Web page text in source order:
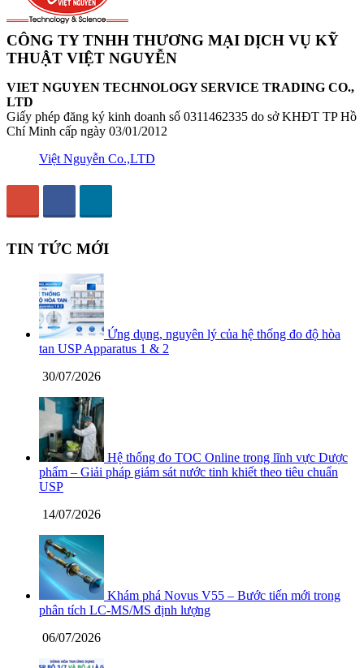
CÔNG TY TNHH THƯƠNG MẠI DỊCH VỤ KỸ
THUẬT VIỆT NGUYỄN
VIET NGUYEN TECHNOLOGY SERVICE TRADING CO.,
LTD
Giấy phép đăng ký kinh doanh số 0311462335 do sở KHĐT TP Hồ
Chí Minh cấp ngày 03/01/2012
Việt Nguyễn Co.,LTD
TIN TỨC MỚI
Ứng dụng, nguyên lý của hệ thống đo độ hòa
tan USP Apparatus 1 & 2
30/07/2026
Hệ thống đo TOC Online trong lĩnh vực Dược
phẩm – Giải pháp giám sát nước tinh khiết theo tiêu chuẩn
USP
14/07/2026
Khám phá Novus V55 – Bước tiến mới trong
phân tích LC-MS/MS định lượng
06/07/2026